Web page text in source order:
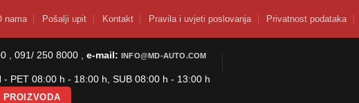
nama Pošalji upit Kontakt Pravila i uvjeti poslovanja Privatnost podataka
, 091/ 250 8000 , e-mail: INFO@MD-AUTO.COM
- PET 08:00 h - 18:00 h, SUB 08:00 h - 13:00 h
PROIZVODA